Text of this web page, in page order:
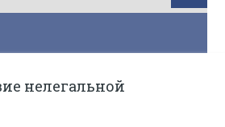
нелегальной